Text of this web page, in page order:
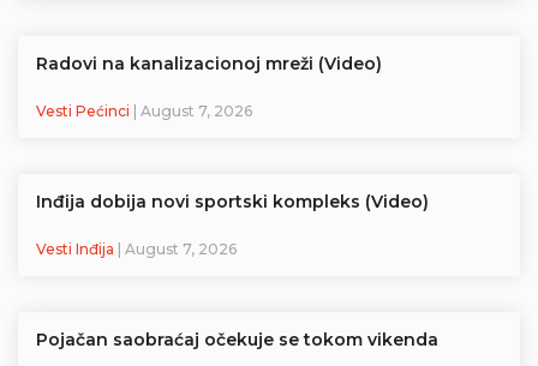
Radovi na kanalizacionoj mreži (Video)
Vesti Pećinci | August 7, 2026
Inđija dobija novi sportski kompleks (Video)
Vesti Inđija | August 7, 2026
Pojačan saobraćaj očekuje se tokom vikenda